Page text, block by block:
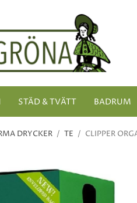
STÄD & TVÄTT BADRUM
DRYCKER / TE / CLIPPER